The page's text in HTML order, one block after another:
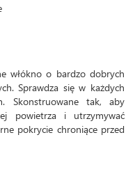
włókno o bardzo dobrych
Sprawdza się w każdych
Skonstruowane tak, aby
powietrza i utrzymywać
pokrycie chroniące przed